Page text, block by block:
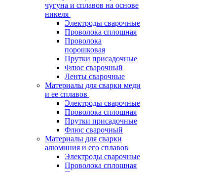
чугуна и сплавов на основе
никеля
Электроды сварочные
Проволока сплошная
Проволока
порошковая
Прутки присадочные
Флюс сварочный
Ленты сварочные
Материалы для сварки меди
и ее сплавов
Электроды сварочные
Проволока сплошная
Прутки присадочные
Флюс сварочный
Материалы для сварки
алюминия и его сплавов
Электроды сварочные
Проволока сплошная